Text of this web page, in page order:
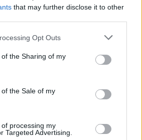
that may further disclose it to other
app uses one or more Google
or usage behaviour. You may click to
to Google and its third-party tags to
specified purposes in below Google
Opt Outs
the Sharing of my
the Sale of my
processing my
Targeted Advertising.